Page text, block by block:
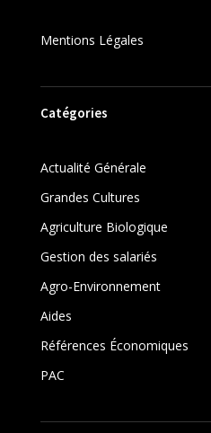
Mentions Légales
Catégories
Actualité Générale
Grandes Cultures
Agriculture Biologique
Gestion des salariés
Agro-Environnement
Aides
Références Économiques
PAC